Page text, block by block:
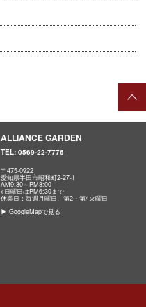
ALLIANCE GARDEN
TEL: 0569-22-7776
〒475-0922
愛知県半田市昭和町2-27-1
AM9:30～PM8:00
※日曜日はPM6:30まで
休業日：毎週月曜日、第2・第4火曜日
▶ GoogleMapで見る